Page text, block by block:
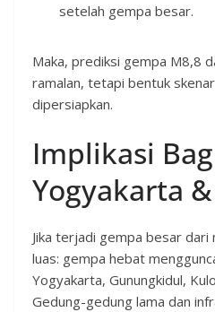
setelah gempa besar.
Maka, prediksi gempa M8,8
ramalan, tetapi bentuk
dipersiapkan.
Implikasi
Yogyakarta
Jika terjadi gempa besar
luas: gempa hebat
Yogyakarta, Gunungkidul,
Gedung-gedung lama dan